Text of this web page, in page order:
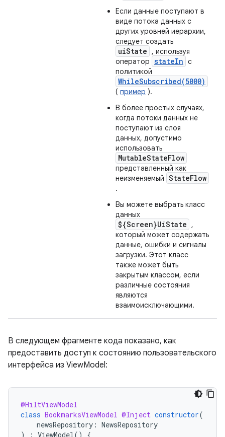
Если данные поступают в
виде потока данных с
других уровней иерархии,
следует создать
uiState
, используя
оператор stateIn с
политикой
WhileSubscribed(5000)
( пример ).
В более простых случаях,
когда потоки данных не
поступают из слоя
данных, допустимо
использовать
MutableStateFlow
представленный как
неизменяемый StateFlow
.
Вы можете выбрать класс
данных
${Screen}UiState
,
который может содержать
данные, ошибки и сигналы
загрузки. Этот класс
также может быть
закрытым классом, если
различные состояния
являются
взаимоисключающими.
В следующем фрагменте кода показано, как
предоставить доступ к состоянию пользовательского
интерфейса из ViewModel:
@HiltViewModel
class BookmarksViewModel @Inject constructor(
newsRepository : NewsRepository
)
: ViewModel () {